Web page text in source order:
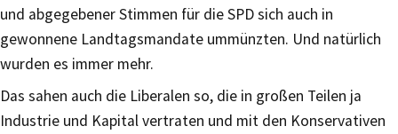
und abgegebener Stimmen für die SPD sich auch in
gewonnene Landtagsmandate ummünzten. Und natürlich
wurden es immer mehr.
Das sahen auch die Liberalen so, die in großen Teilen ja
Industrie und Kapital vertraten und mit den Konservativen